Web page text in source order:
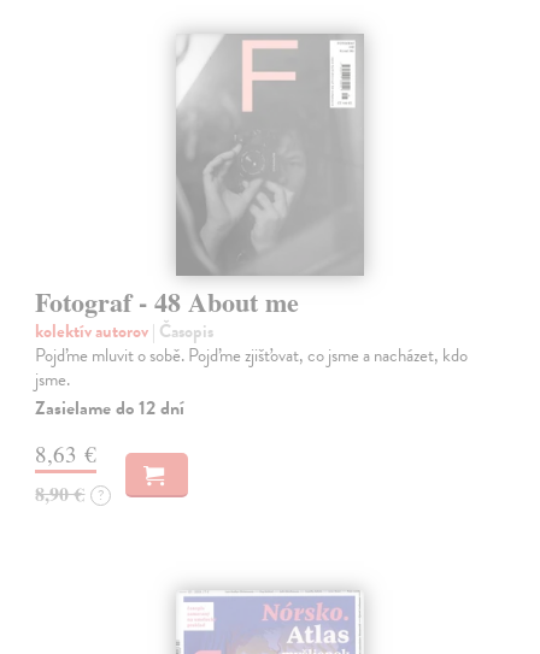
Fotograf - 48 About me
kolektív autorov| Časopis
Pojďme mluvit o sobě. Pojďme zjišťovat, co jsme a nacházet, kdo
jsme.
Zasielame do 12 dní
8,63 €
8,90 € ?